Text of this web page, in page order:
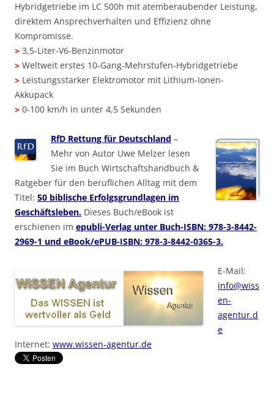
Hybridgetriebe im LC 500h mit atemberaubender Leistung,
direktem Ansprechverhalten und Effizienz ohne
Kompromisse.
> 3,5-Liter-V6-Benzinmotor
> Weltweit erstes 10-Gang-Mehrstufen-Hybridgetriebe
> Leistungsstarker Elektromotor mit Lithium-Ionen-
Akkupack
> 0-100 km/h in unter 4,5 Sekunden
RfD Rettung für Deutschland –
Mehr von Autor Uwe Melzer lesen
Sie im Buch Wirtschaftshandbuch &
Ratgeber für den beruflichen Alltag mit dem
Titel: 50 biblische Erfolgsgrundlagen im
Geschäftsleben. Dieses Buch/eBook ist
erschienen im epubli-Verlag unter Buch-ISBN: 978-3-8442-
2969-1 und eBook/ePUB-ISBN: 978-3-8442-0365-3.
E-Mail:
info@wiss
en-
agentur.d
e
Internet: www.wissen-agentur.de